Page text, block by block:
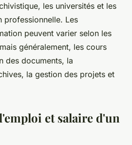
les universités et les
professionnelle. Les
peuvent varier selon les
généralement, les cours
des documents, la
la gestion des projets et
et salaire d'un